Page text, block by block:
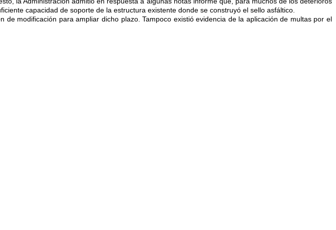
capacidad de soporte de la estructura existente donde se construyó el sello asfáltico.
modificación para ampliar dicho plazo. Tampoco existió evidencia de la aplicación de multas por el